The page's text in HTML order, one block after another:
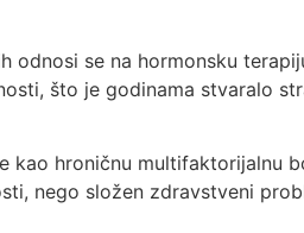
se na hormonsku
što je godinama stvaralo
kao hroničnu multifaktorijalnu
nego složen zdravstveni